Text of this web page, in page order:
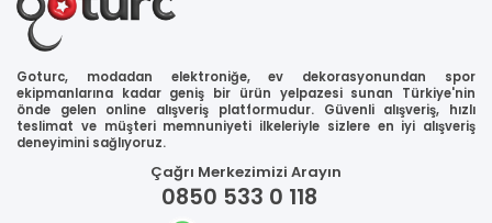
Goturc, modadan elektroniğe, ev dekorasyonundan spor
ekipmanlarına kadar geniş bir ürün yelpazesi sunan Türkiye'nin
önde gelen online alışveriş platformudur. Güvenli alışveriş, hızlı
teslimat ve müşteri memnuniyeti ilkeleriyle sizlere en iyi alışveriş
deneyimini sağlıyoruz.
Çağrı Merkezimizi Arayın
0850 533 0 118